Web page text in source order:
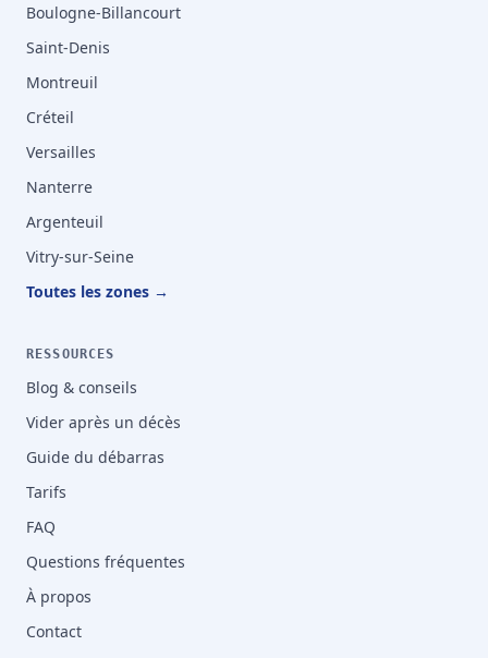
Boulogne-Billancourt
Saint-Denis
Montreuil
Créteil
Versailles
Nanterre
Argenteuil
Vitry-sur-Seine
Toutes les zones →
RESSOURCES
Blog & conseils
Vider après un décès
Guide du débarras
Tarifs
FAQ
Questions fréquentes
À propos
Contact